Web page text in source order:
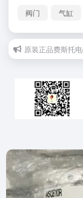
阀门 气缸
原装正品费斯托